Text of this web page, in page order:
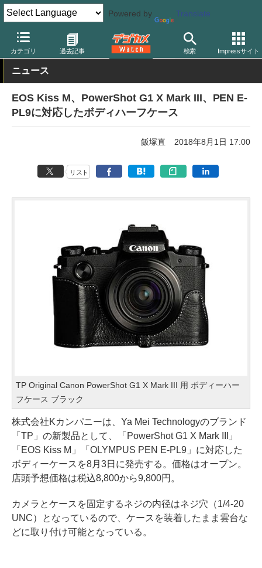
Powered by Translate
カテゴリ 過去記事 検索 Impressサイト
デジカメ Watch 撮影用品 ボディケース
ニュース
EOS Kiss M、PowerShot G1 X Mark III、PEN E-
PL9に対応したボディハーフケース
飯塚直 2018年8月1日 17:00
リスト
TP Original Canon PowerShot G1 X Mark III 用 ボディーハー
フケース ブラック
株式会社Kカンパニーは、Ya Mei Technologyのブランド
「TP」の新製品として、「PowerShot G1 X Mark III」
「EOS Kiss M」「OLYMPUS PEN E-PL9」に対応した
ボディーケースを8月3日に発売する。価格はオープン。
店頭予想価格は税込8,800から9,800円。
カメラとケースを固定するネジの内径はネジ穴（1/4-20
UNC）となっているので、ケースを装着したまま雲台な
どに取り付け可能となっている。